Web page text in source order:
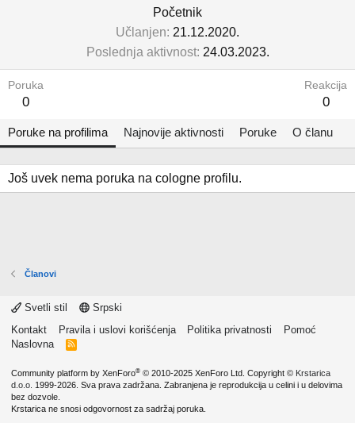
Početnik
Učlanjen 21.12.2020.
Poslednja aktivnost 24.03.2023.
Poruka
0
Reakcija
0
Poruke na profilima Najnovije aktivnosti Poruke O članu
Još uvek nema poruka na cologne profilu.
Članovi
Svetli stil
Srpski
Kontakt
Pravila i uslovi korišćenja Politika privatnosti
Pomoć
Naslovna
R
Community platform by XenForo® © 2010-2025 XenForo Ltd. Copyright © Krstarica
d.o.o. 1999-2026. Sva prava zadržana. Zabranjena je reprodukcija u celini i u delovima
bez dozvole.
Krstarica ne snosi odgovornost za sadržaj poruka.